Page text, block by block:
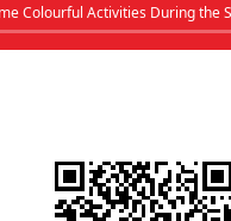
Colourful Activities During the